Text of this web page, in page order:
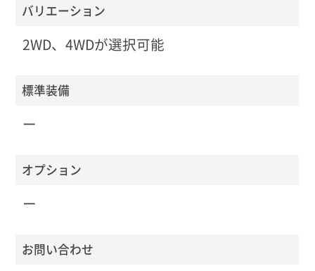
バリエーション
2WD、4WDが選択可能
標準装備
ー
オプション
ー
お問い合わせ